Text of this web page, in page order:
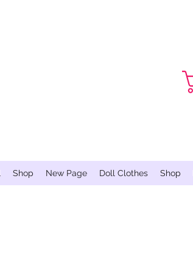
Shop New Page Doll Clothes Shop